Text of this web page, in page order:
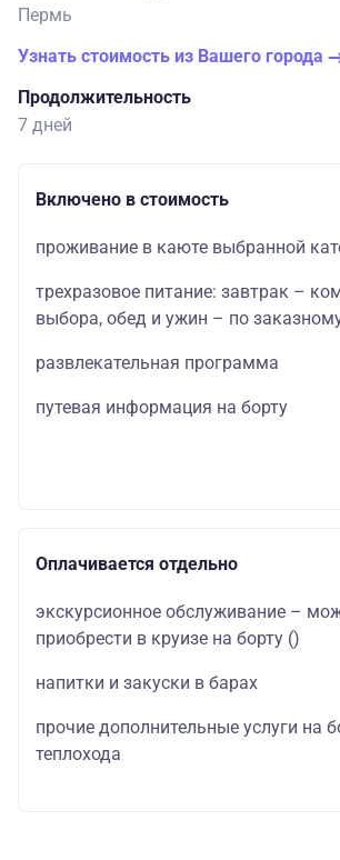
Пермь
Узнать стоимость из Вашего города
Продолжительность
7 дней
Включено в стоимость
проживание в каюте выбранной
трехразовое питание: завтрак –
выбора, обед и ужин – по
развлекательная программа
путевая информация на борту
Оплачивается отдельно
экскурсионное обслуживание –
приобрести в круизе на борту ()
напитки и закуски в барах
прочие дополнительные услуги на
теплохода